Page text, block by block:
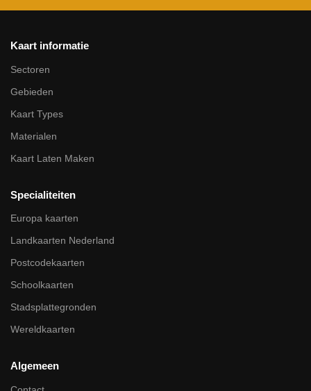
Kaart informatie
Sectoren
Gebieden
Kaart Types
Materialen
Kaart Laten Maken
Specialiteiten
Europa kaarten
Landkaarten Nederland
Postcodekaarten
Schoolkaarten
Stadsplattegronden
Wereldkaarten
Algemeen